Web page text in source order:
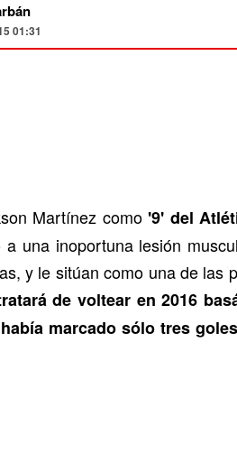
01:31
Martínez como '9' del
una inoportuna lesión
y le sitúan como una de las
de voltear en 2016
marcado sólo tres